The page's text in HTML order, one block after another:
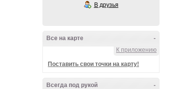
В друзья
-
Все на карте
К приложению
Поставить свои точки на карту!
-
Всегда под рукой